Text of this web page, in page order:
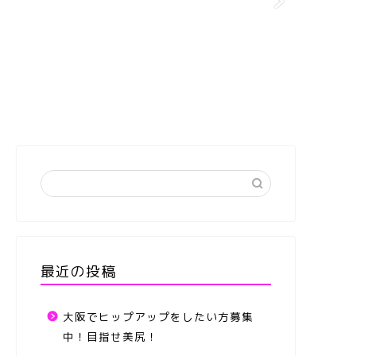
最近の投稿
大阪でヒップアップをしたい方募集
中！目指せ美尻！